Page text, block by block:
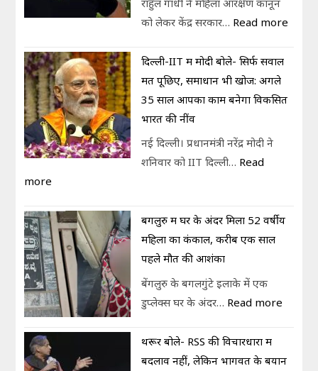
को लेकर केंद्र सरकार… Read more
दिल्ली-IIT में मोदी बोले- सिर्फ सवाल
मत पूछिए, समाधान भी खोजें: अगले
35 साल आपका काम बनेगा विकसित
भारत की नींव
नई दिल्ली। प्रधानमंत्री नरेंद्र मोदी ने
शनिवार को IIT दिल्ली… Read
more
बेंगलुरु में घर के अंदर मिला 52 वर्षीय
महिला का कंकाल, करीब एक साल
पहले मौत की आशंका
बेंगलुरु के बगलगुंटे इलाके में एक
डुप्लेक्स घर के अंदर… Read more
थरूर बोले- RSS की विचारधारा में
बदलाव नहीं, लेकिन भागवत के बयान